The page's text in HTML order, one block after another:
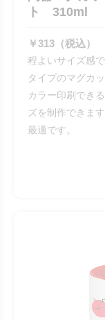
ト 310ml
￥313（税込）
程よいサイズ感
タイプのマグカ
カラー印刷でき
ズを制作できま
最適です。